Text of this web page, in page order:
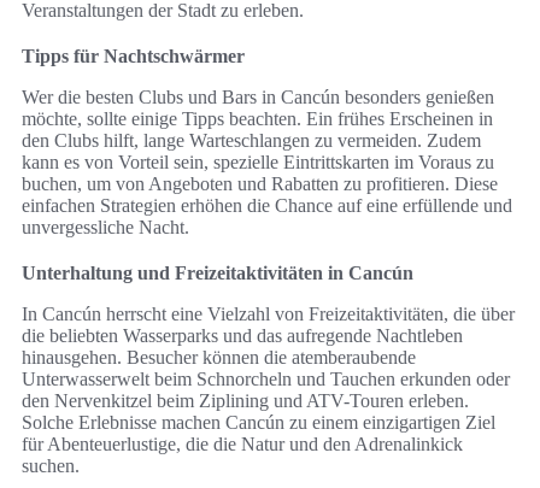
Veranstaltungen der Stadt zu erleben.
Tipps für Nachtschwärmer
Wer die besten Clubs und Bars in Cancún besonders genießen
möchte, sollte einige Tipps beachten. Ein frühes Erscheinen in
den Clubs hilft, lange Warteschlangen zu vermeiden. Zudem
kann es von Vorteil sein, spezielle Eintrittskarten im Voraus zu
buchen, um von Angeboten und Rabatten zu profitieren. Diese
einfachen Strategien erhöhen die Chance auf eine erfüllende und
unvergessliche Nacht.
Unterhaltung und Freizeitaktivitäten in Cancún
In Cancún herrscht eine Vielzahl von Freizeitaktivitäten, die über
die beliebten Wasserparks und das aufregende Nachtleben
hinausgehen. Besucher können die atemberaubende
Unterwasserwelt beim Schnorcheln und Tauchen erkunden oder
den Nervenkitzel beim Ziplining und ATV-Touren erleben.
Solche Erlebnisse machen Cancún zu einem einzigartigen Ziel
für Abenteuerlustige, die die Natur und den Adrenalinkick
suchen.